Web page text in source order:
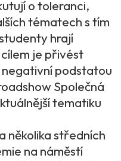
o toleranci,
tématech s tím
hrají
je přivést
negativní podstatou
Společná
tematiku
několika středních
na náměstí